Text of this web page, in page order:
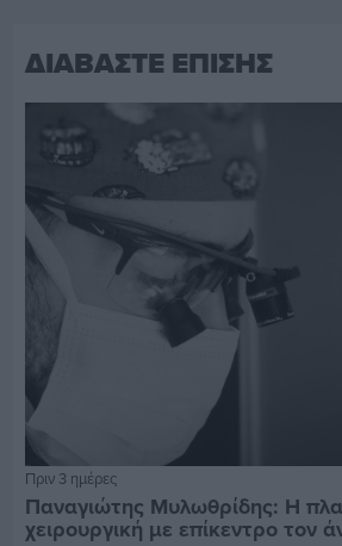
ΔΙΑΒΑΣΤΕ ΕΠΙΣΗΣ
Πριν 3 ημέρες
Παναγιώτης Μυλωθρίδης: Η
χειρουργική με επίκεντρο τον